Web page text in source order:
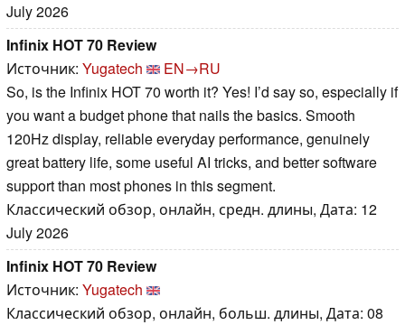
July 2026
Infinix HOT 70 Review
Источник: Yugatech
EN→RU
So, is the Infinix HOT 70 worth it? Yes! I’d say so, especially if
you want a budget phone that nails the basics. Smooth
120Hz display, reliable everyday performance, genuinely
great battery life, some useful AI tricks, and better software
support than most phones in this segment.
Классический обзор, онлайн, средн. длины, Дата: 12
July 2026
Infinix HOT 70 Review
Источник: Yugatech
Классический обзор, онлайн, больш. длины, Дата: 08